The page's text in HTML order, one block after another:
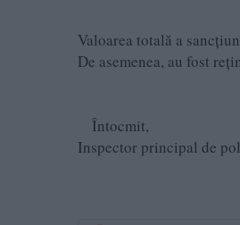
Valoarea totală a
De asemenea, au fost
Întocmit,
Inspector principal de